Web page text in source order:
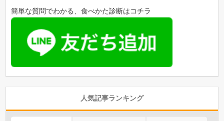
簡単な質問でわかる、食べかた診断はコチラ
人気記事ランキング